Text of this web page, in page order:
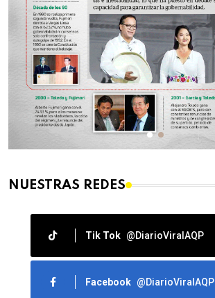
NUESTRAS REDES
Tik Tok @DiarioViralAQP
Facebook @DiarioViralAQP